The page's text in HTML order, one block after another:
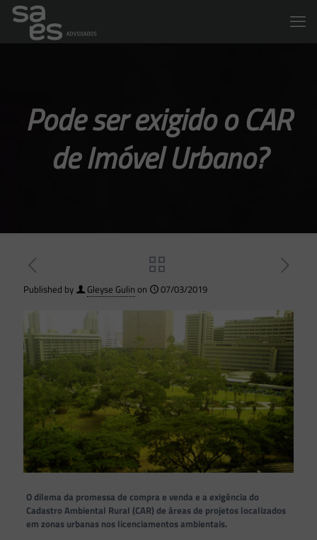
Pode ser exigido o CAR
de Imóvel Urbano?
Published by Gleyse Gulin on 07/03/2019
O dilema da promessa de compra e venda e a exigência do
Cadastro Ambiental Rural (CAR) de áreas de projetos localizados
em zonas urbanas nos licenciamentos ambientais.